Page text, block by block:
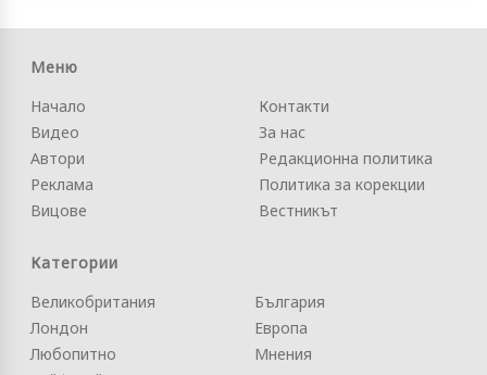
Меню
Начало
Видео
Автори
Реклама
Вицове
Контакти
За нас
Редакционна политика
Политика за корекции
Вестникът
Категории
Великобритания
Лондон
Любопитно
България
Европа
Мнения